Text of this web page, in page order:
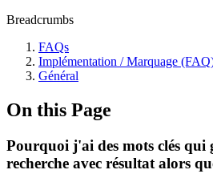
Breadcrumbs
FAQs
Implémentation / Marquage
Général
On this Page
Pourquoi j'ai des mots clés qui
recherche avec résultat alors